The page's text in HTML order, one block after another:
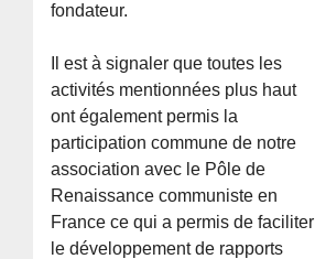
fondateur.
Il est à signaler que toutes les
activités mentionnées plus haut
ont également permis la
participation commune de notre
association avec le Pôle de
Renaissance communiste en
France ce qui a permis de faciliter
le développement de rapports